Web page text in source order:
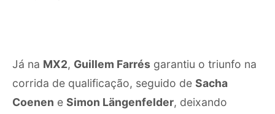
Já na MX2, Guillem Farrés garantiu o triunfo na
corrida de qualificação, seguido de Sacha
Coenen e Simon Längenfelder, deixando